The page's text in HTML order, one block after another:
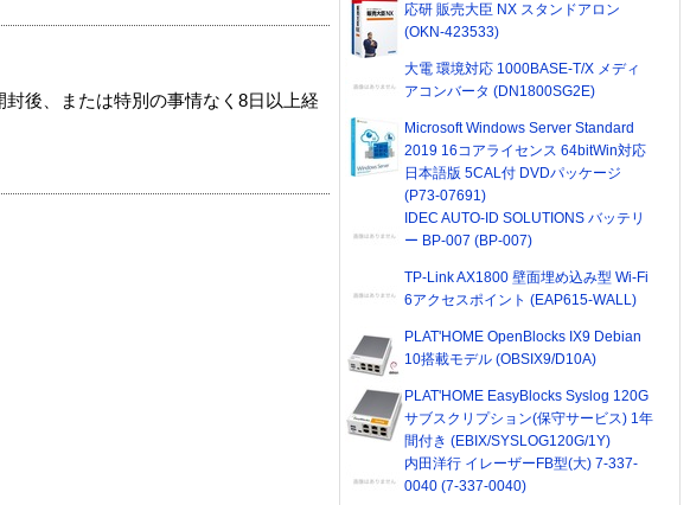
後、または特別の事情なく8日以上経
応研 販売大臣 NX スタンドアロン
(OKN-423533)
大電 環境対応 1000BASE-T/X メディ
アコンバータ (DN1800SG2E)
Microsoft Windows Server Standard
2019 16コアライセンス 64bitWin対応
日本語版 5CAL付 DVDパッケージ
(P73-07691)
IDEC AUTO-ID SOLUTIONS バッテリ
ー BP-007 (BP-007)
TP-Link AX1800 壁面埋め込み型 Wi-Fi
6アクセスポイント (EAP615-WALL)
PLAT'HOME OpenBlocks IX9 Debian
10搭載モデル (OBSIX9/D10A)
PLAT'HOME EasyBlocks Syslog 120G
サブスクリプション(保守サービス) 1年
間付き (EBIX/SYSLOG120G/1Y)
内田洋行 イレーザーFB型(大) 7-337-
0040 (7-337-0040)